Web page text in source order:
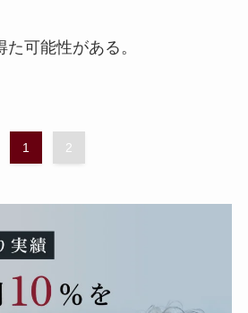
可能性がある。
1 2